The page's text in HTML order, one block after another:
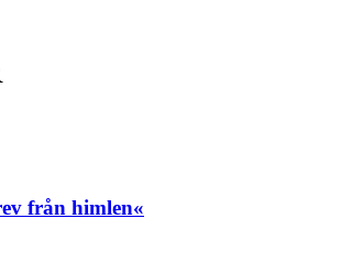
från himlen«